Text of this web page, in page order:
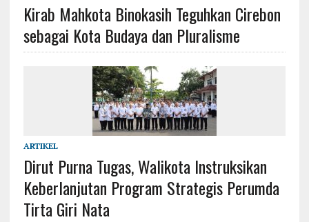
Kirab Mahkota Binokasih Teguhkan Cirebon
sebagai Kota Budaya dan Pluralisme
ARTIKEL
Dirut Purna Tugas, Walikota Instruksikan
Keberlanjutan Program Strategis Perumda
Tirta Giri Nata